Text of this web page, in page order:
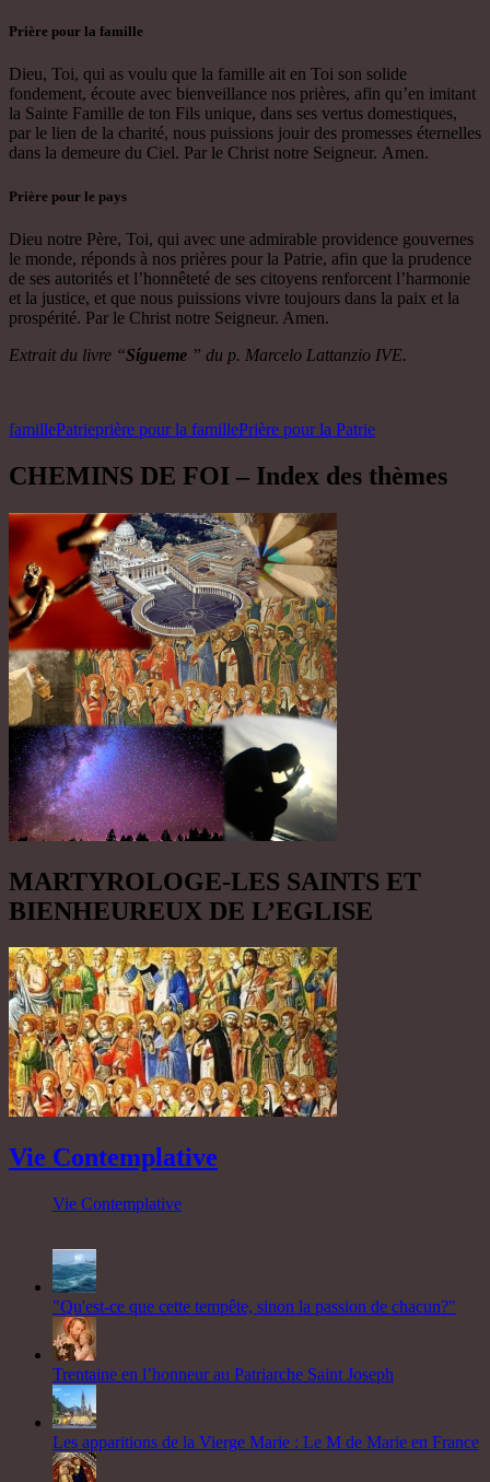
Prière pour la famille
Dieu, Toi, qui as voulu que la famille ait en Toi son solide
fondement, écoute avec bienveillance nos prières, afin qu’en imitant
la Sainte Famille de ton Fils unique, dans ses vertus domestiques,
par le lien de la charité, nous puissions jouir des promesses éternelles
dans la demeure du Ciel. Par le Christ notre Seigneur. Amen.
Prière pour le pays
Dieu notre Père, Toi, qui avec une admirable providence gouvernes
le monde, réponds à nos prières pour la Patrie, afin que la prudence
de ses autorités et l’honnêteté de ses citoyens renforcent l’harmonie
et la justice, et que nous puissions vivre toujours dans la paix et la
prospérité. Par le Christ notre Seigneur. Amen.
Extrait du livre “Sígueme ” du p. Marcelo Lattanzio IVE.
famillePatrieprière pour la famillePrière pour la Patrie
CHEMINS DE FOI – Index des thèmes
MARTYROLOGE-LES SAINTS ET
BIENHEUREUX DE L’EGLISE
Vie Contemplative
Vie Contemplative
"Qu'est-ce que cette tempête, sinon la passion de chacun?"
Trentaine en l’honneur au Patriarche Saint Joseph
Les apparitions de la Vierge Marie : Le M de Marie en France